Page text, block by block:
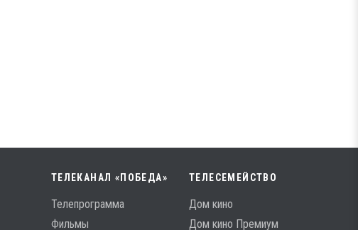
ТЕЛЕКАНАЛ «ПОБЕДА»
Телепрограмма
Фильмы
ТЕЛЕСЕМЕЙСТВО
Дом кино
Дом кино Премиум